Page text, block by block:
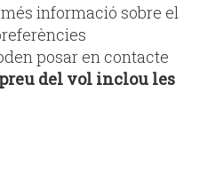
informació sobre el
posar en contacte
del vol inclou les